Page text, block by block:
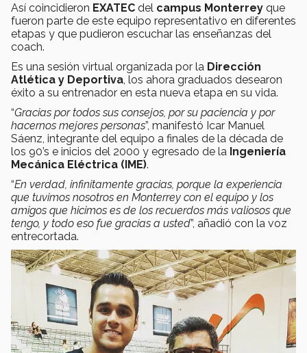
Así coincidieron EXATEC del campus Monterrey que
fueron parte de este equipo representativo en diferentes
etapas y que pudieron escuchar las enseñanzas del
coach.
Es una sesión virtual organizada por la Dirección
Atlética y Deportiva , los ahora graduados desearon
éxito a su entrenador en esta nueva etapa en su vida.
“Gracias por todos sus consejos, por su paciencia y por
hacernos mejores personas”, manifestó Icar Manuel
Sáenz, integrante del equipo a finales de la década de
los 90’s e inicios del 2000 y egresado de la Ingeniería
Mecánica Eléctrica (IME).
“En verdad, infinitamente gracias, porque la experiencia
que tuvimos nosotros en Monterrey con el equipo y los
amigos que hicimos es de los recuerdos más valiosos que
tengo, y todo eso fue gracias a usted”, añadió con la voz
entrecortada.